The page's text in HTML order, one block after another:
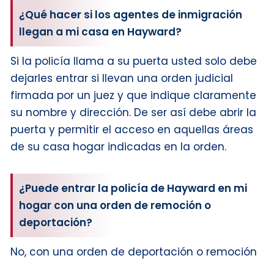
¿Qué hacer si los agentes de inmigración
llegan a mi casa en Hayward?
Si la policía llama a su puerta usted solo debe
dejarles entrar si llevan una orden judicial
firmada por un juez y que indique claramente
su nombre y dirección. De ser así debe abrir la
puerta y permitir el acceso en aquellas áreas
de su casa hogar indicadas en la orden.
¿Puede entrar la policía de Hayward en mi
hogar con una orden de remoción o
deportación?
No, con una orden de deportación o remoción